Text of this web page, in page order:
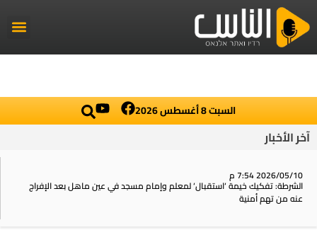
السبت 8 أغسطس 2026
آخر الأخبار
2026/05/10 7:54 م
الشرطة: تفكيك خيمة ‘استقبال‘ لمعلم وإمام مسجد في عين ماهل بعد الإفراج
عنه من تهم أمنية